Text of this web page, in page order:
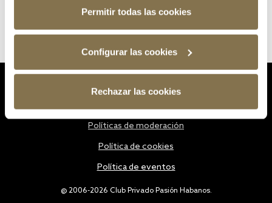
Permitir todas las cookies
Configurar las cookies
Rechazar las cookies
@ 2006-2026 Club Privado Pasión Habanos.
Políticas de moderación
Política de cookies
Política de eventos